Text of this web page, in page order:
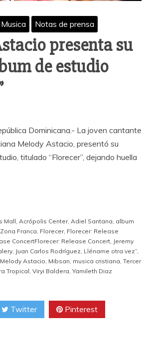
Musica Notas de prensa
presenta su
de estudio
Dominicana.- La joven cantante
Melody Astacio, presentó su
titulado “Florecer”, dejando huella
Mall, Acrópolis Center, Adiel Santana, album
Franca, Florecer, Florecer: Release
ConcertFlorecer: Release Concert, Jeremy
, Juan Carlos Rodríguez, Lléname otra vez”,
Melody Astacio, Mibsan, musica cristiana, Tercer
Tropical, Viryi Baldera, Yamileth Diaz
Twitter Pinterest